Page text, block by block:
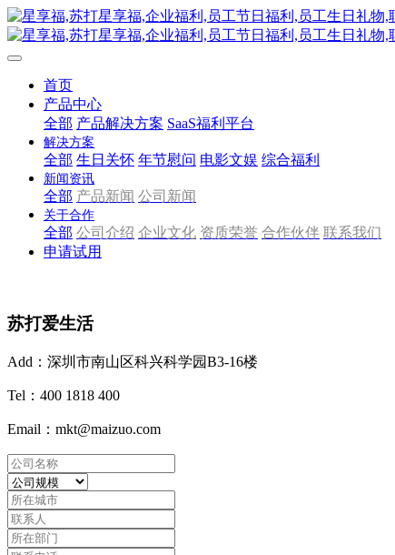
首页
产品中心
全部 产品解决方案 SaaS福利平台
解决方案
全部 生日关怀 年节慰问 电影文娱 综合福利
新闻资讯
全部 产品新闻 公司新闻
关于合作
全部 公司介绍 企业文化 资质荣誉 合作伙伴 联系我们
申请试用
苏打爱生活
Add：深圳市南山区科兴科学园B3-16楼
Tel：400 1818 400
Email：mkt@maizuo.com